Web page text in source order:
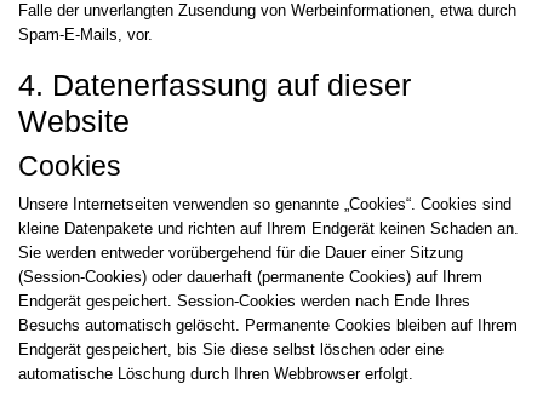
Falle der unverlangten Zusendung von Werbeinformationen, etwa durch
Spam-E-Mails, vor.
4. Datenerfassung auf dieser
Website
Cookies
Unsere Internetseiten verwenden so genannte „Cookies“. Cookies sind
kleine Datenpakete und richten auf Ihrem Endgerät keinen Schaden an.
Sie werden entweder vorübergehend für die Dauer einer Sitzung
(Session-Cookies) oder dauerhaft (permanente Cookies) auf Ihrem
Endgerät gespeichert. Session-Cookies werden nach Ende Ihres
Besuchs automatisch gelöscht. Permanente Cookies bleiben auf Ihrem
Endgerät gespeichert, bis Sie diese selbst löschen oder eine
automatische Löschung durch Ihren Webbrowser erfolgt.